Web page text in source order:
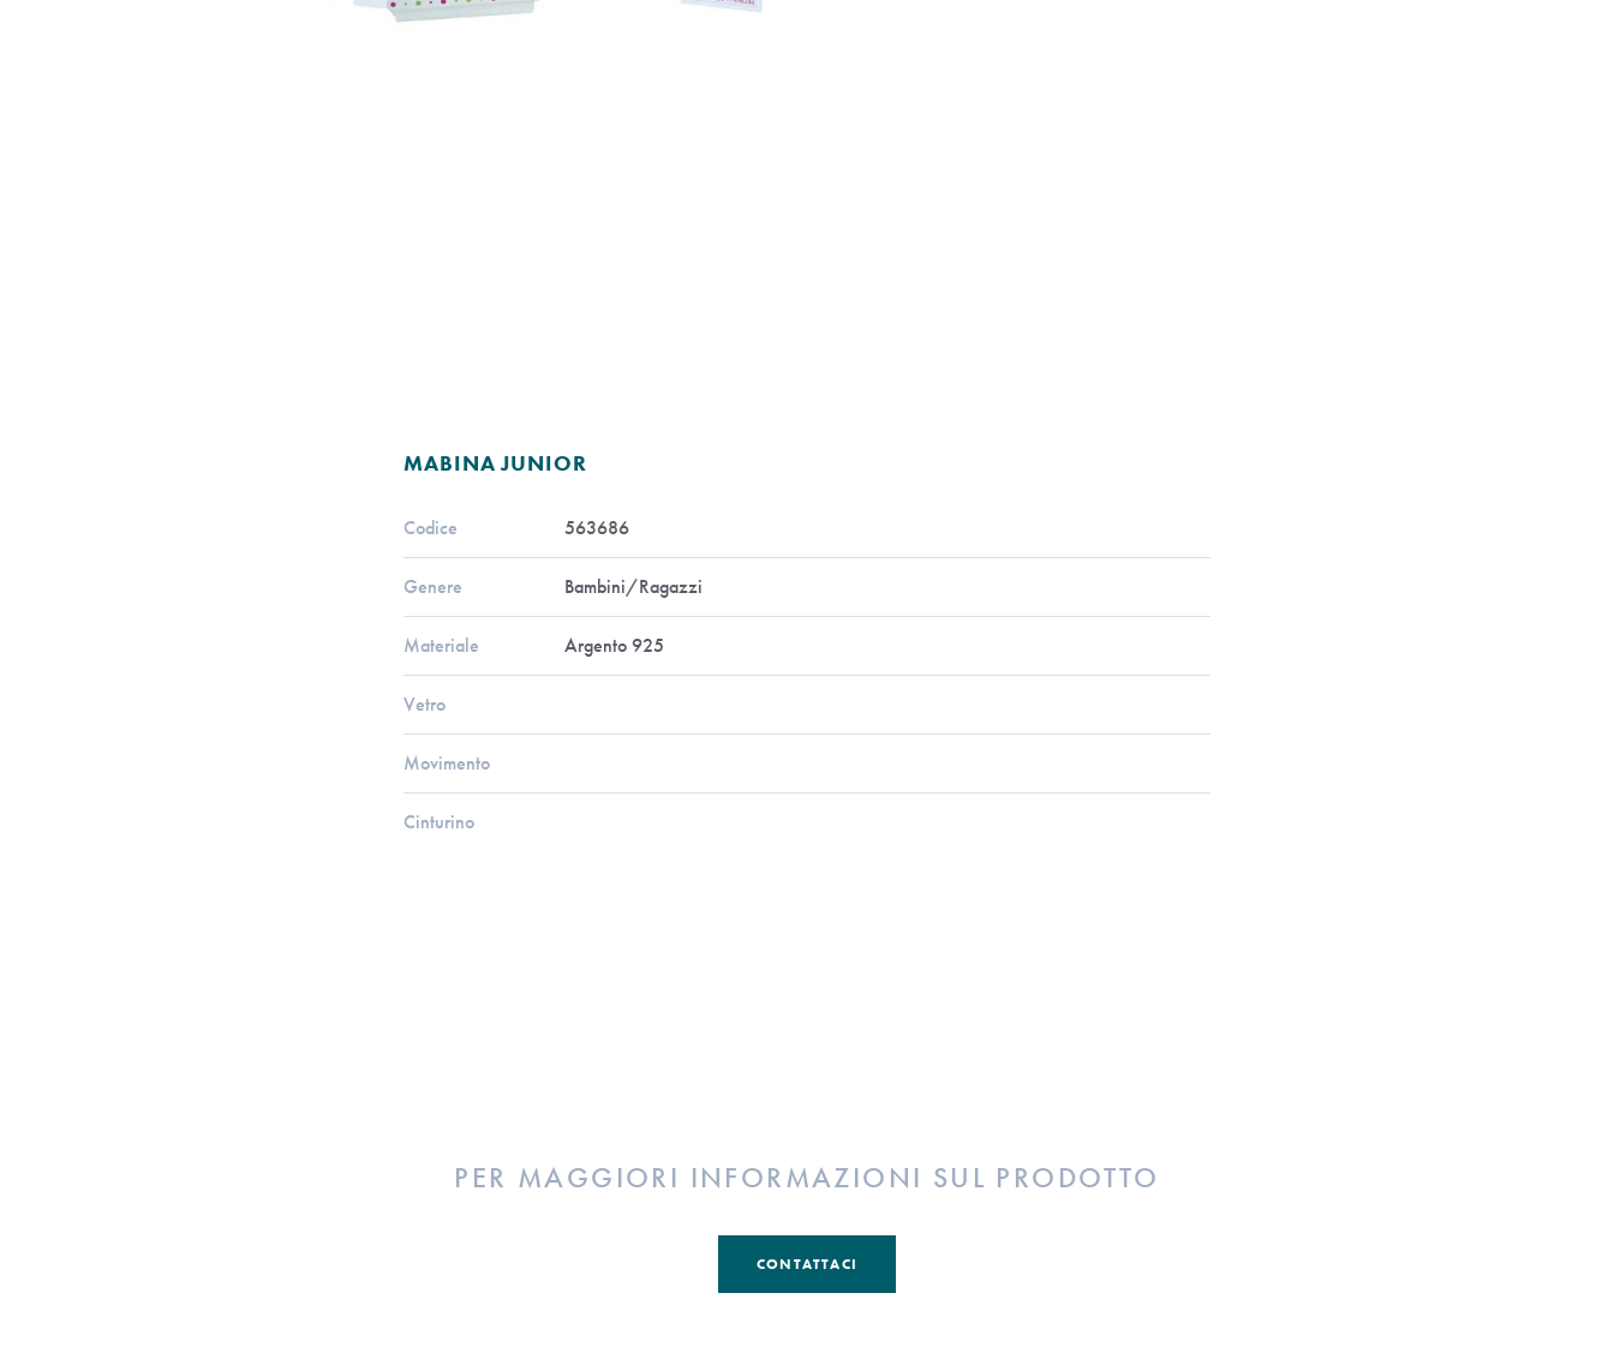
MABINA JUNIOR
Codice 563686
Genere Bambini/Ragazzi
Materiale Argento 925
Vetro
Movimento
Cinturino
PER MAGGIORI INFORMAZIONI SUL PRODOTTO
CONTATTACI